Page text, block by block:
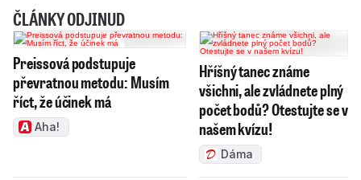
ČLÁNKY ODJINUD
Preissová podstupuje
převratnou metodu: Musím
říct, že účinek má
Aha!
Hříšný tanec známe
všichni, ale zvládnete plný
počet bodů? Otestujte se v
našem kvízu!
Dáma